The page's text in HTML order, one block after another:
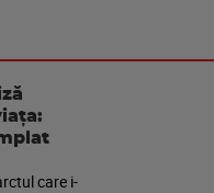
care i-